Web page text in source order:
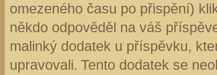
omezeného času po přispění)
někdo odpověděl na váš
malinký dodatek u příspěvku,
upravovali. Tento dodatek se